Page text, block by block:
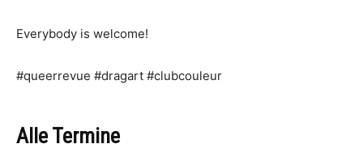
Ever­y­bo­dy is welcome!
#queer­re­vue #dra­gart #club­cou­leur
Alle Termine